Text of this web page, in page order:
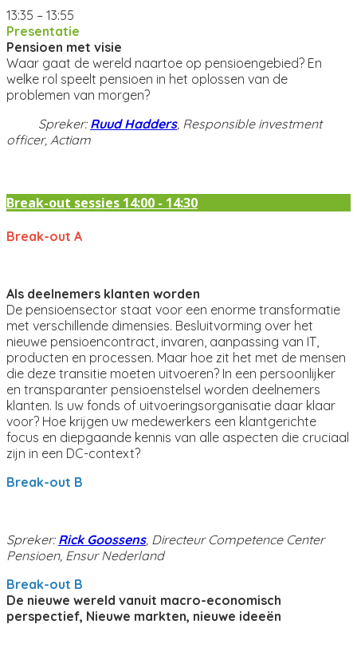
13:35 – 13:55
Presentatie
Pensioen met visie
Waar gaat de wereld naartoe op pensioengebied? En
welke rol speelt pensioen in het oplossen van de
problemen van morgen?
Spreker: Ruud Hadders, Responsible investment
officer, Actiam
Break-out sessies 14:00 - 14:30
Break-out A
Als deelnemers klanten worden
De pensioensector staat voor een enorme transformatie
met verschillende dimensies. Besluitvorming over het
nieuwe pensioencontract, invaren, aanpassing van IT,
producten en processen. Maar hoe zit het met de mensen
die deze transitie moeten uitvoeren? In een persoonlijker
en transparanter pensioenstelsel worden deelnemers
klanten. Is uw fonds of uitvoeringsorganisatie daar klaar
voor? Hoe krijgen uw medewerkers een klantgerichte
focus en diepgaande kennis van alle aspecten die cruciaal
zijn in een DC-context?
Break-out B
Spreker: Rick Goossens, Directeur Competence Center
Pensioen, Ensur Nederland
Break-out B
De nieuwe wereld vanuit macro-economisch
perspectief, Nieuwe markten, nieuwe ideeën